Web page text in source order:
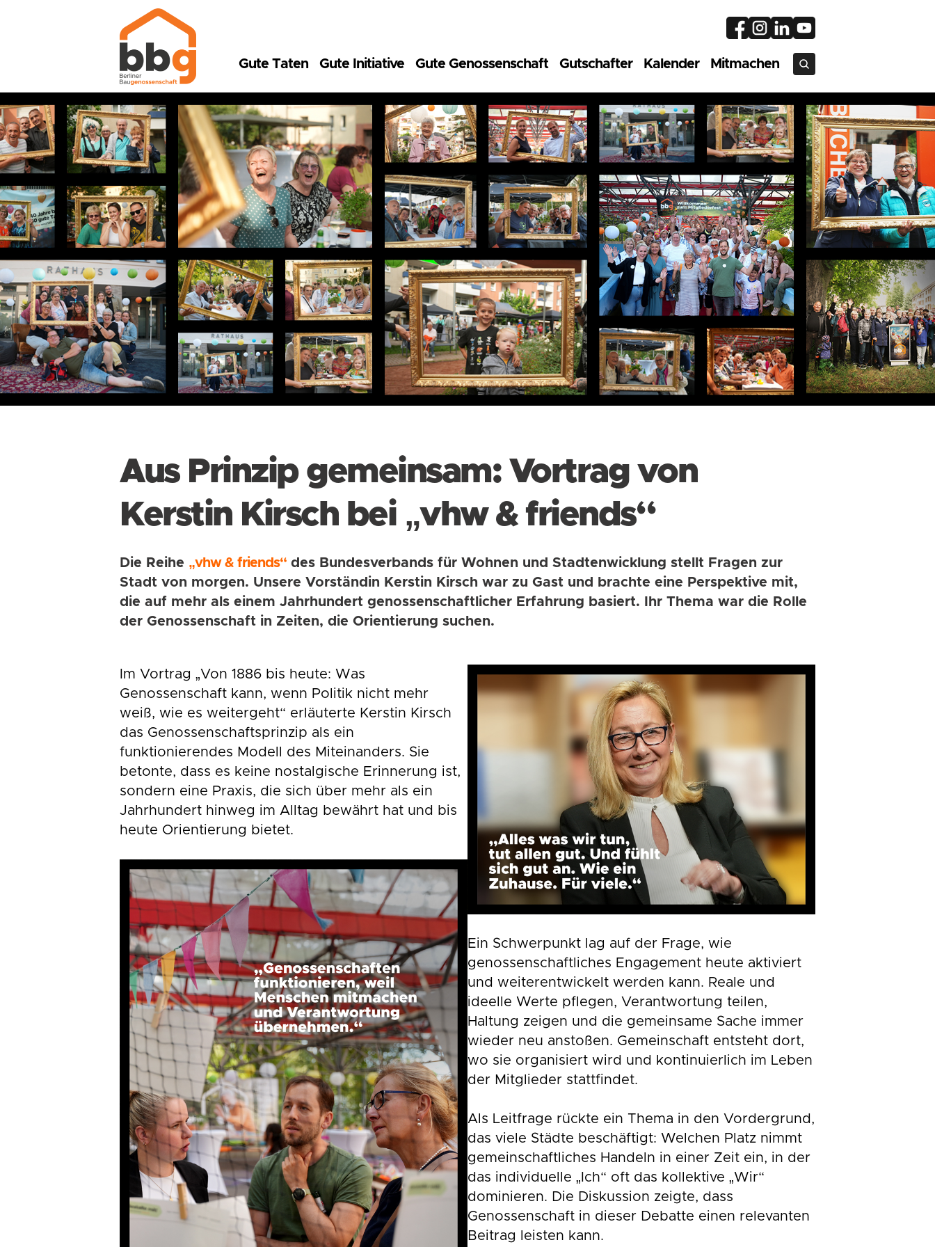
Gute Taten Gute Initiative Gute Genossenschaft Gutschafter Kalender Mitmachen
Aus Prinzip gemeinsam: Vortrag von
Kerstin Kirsch bei „vhw & friends“
Die Reihe „vhw & friends“ des Bundesverbands für Wohnen und Stadtenwicklung stellt Fragen zur
Stadt von morgen. Unsere Vorständin Kerstin Kirsch war zu Gast und brachte eine Perspektive mit,
die auf mehr als einem Jahrhundert genossenschaftlicher Erfahrung basiert. Ihr Thema war die Rolle
der Genossenschaft in Zeiten, die Orientierung suchen.
Im Vortrag „Von 1886 bis heute: Was
Genossenschaft kann, wenn Politik nicht mehr
weiß, wie es weitergeht“ erläuterte Kerstin Kirsch
das Genossenschaftsprinzip als ein
funktionierendes Modell des Miteinanders. Sie
betonte, dass es keine nostalgische Erinnerung ist,
sondern eine Praxis, die sich über mehr als ein
Jahrhundert hinweg im Alltag bewährt hat und bis
heute Orientierung bietet.
Ein Schwerpunkt lag auf der Frage, wie
genossenschaftliches Engagement heute aktiviert
und weiterentwickelt werden kann. Reale und
ideelle Werte pflegen, Verantwortung teilen,
Haltung zeigen und die gemeinsame Sache immer
wieder neu anstoßen. Gemeinschaft entsteht dort,
wo sie organisiert wird und kontinuierlich im Leben
der Mitglieder stattfindet.
Als Leitfrage rückte ein Thema in den Vordergrund,
das viele Städte beschäftigt: Welchen Platz nimmt
gemeinschaftliches Handeln in einer Zeit ein, in der
das individuelle „Ich“ oft das kollektive „Wir“
dominieren. Die Diskussion zeigte, dass
Genossenschaft in dieser Debatte einen relevanten
Beitrag leisten kann.